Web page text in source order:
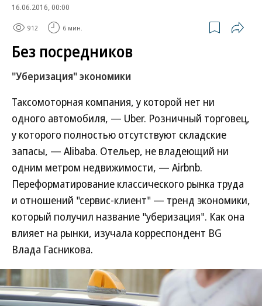
16.06.2016, 00:00
912 6 мин.
Без посредников
"Уберизация" экономики
Таксомоторная компания, у которой нет ни
одного автомобиля, — Uber. Розничный торговец,
у которого полностью отсутствуют складские
запасы, — Alibaba. Отельер, не владеющий ни
одним метром недвижимости, — Airbnb.
Переформатирование классического рынка труда
и отношений "сервис-клиент" — тренд экономики,
который получил название "уберизация". Как она
влияет на рынки, изучала корреспондент BG
Влада Гасникова.